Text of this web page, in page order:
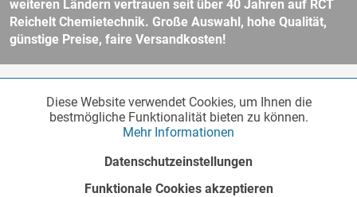
weiteren Ländern vertrauen seit über 40 Jahren auf RCT
Reichelt Chemietechnik. Große Auswahl, hohe Qualität,
günstige Preise, faire Versandkosten!
und ggf. Nachnahmegebühren, wenn nicht anders beschrieben.
Unser Webshop richtet sich an Unternehmer, öffentliche Institute und
andere gewerbliche Kunden im Sinne des § 14 BGB. Kein Verkauf an
für weitere Informationen.
Funktionale Aktiv
Diese Website verwendet Cookies, um Ihnen die
bestmögliche Funktionalität bieten zu können.
Mehr Informationen
Datenschutzeinstellungen
Funktionale Cookies akzeptieren